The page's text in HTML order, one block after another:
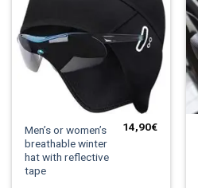
sur
la
page
du
produit
Men’s or women’s
breathable winter
hat with reflective
tape
14,90€